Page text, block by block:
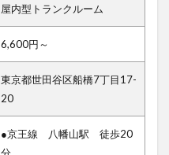
屋内型トランクルーム
6,600円～
東京都世田谷区船橋7丁目17-
20
●京王線 八幡山駅 徒歩20
分